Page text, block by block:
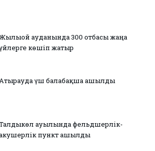
ауданында 300 отбасы жаңа
көшіп жатыр
үш балабақша ашылды
ауылында фельдшерлік-
пункт ашылды